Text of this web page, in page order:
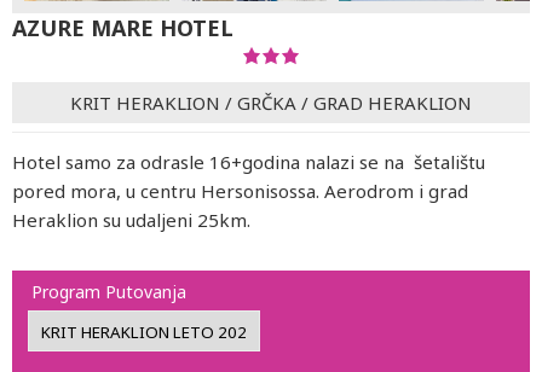
AZURE MARE HOTEL
KRIT HERAKLION / GRČKA / GRAD HERAKLION
Hotel samo za odrasle 16+godina nalazi se na šetalištu
pored mora, u centru Hersonisossa. Aerodrom i grad
Heraklion su udaljeni 25km.
Program Putovanja